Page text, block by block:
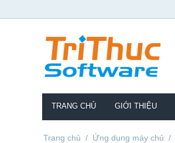
TRANG CHỦ GIỚI THIỆU
Trang chủ / Ứng dụng máy chủ /